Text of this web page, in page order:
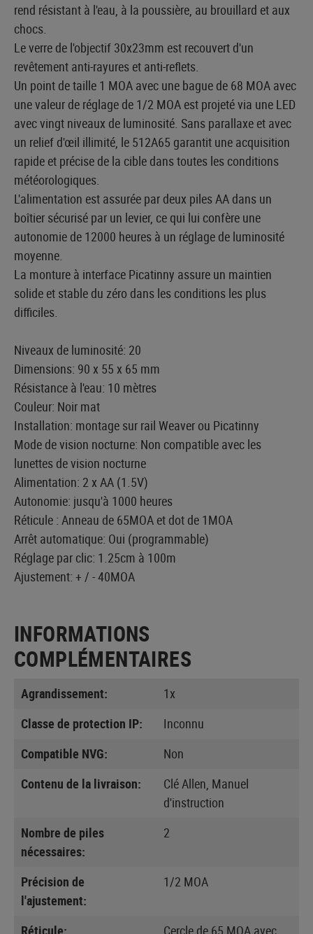
rend résistant à l'eau, à la poussière, au brouillard et aux
chocs.
Le verre de l'objectif 30x23mm est recouvert d'un
revêtement anti-rayures et anti-reflets.
Un point de taille 1 MOA avec une bague de 68 MOA avec
une valeur de réglage de 1/2 MOA est projeté via une LED
avec vingt niveaux de luminosité. Sans parallaxe et avec
un relief d'œil illimité, le 512A65 garantit une acquisition
rapide et précise de la cible dans toutes les conditions
météorologiques.
L'alimentation est assurée par deux piles AA dans un
boîtier sécurisé par un levier, ce qui lui confère une
autonomie de 12000 heures à un réglage de luminosité
moyenne.
La monture à interface Picatinny assure un maintien
solide et stable du zéro dans les conditions les plus
difficiles.
Niveaux de luminosité: 20
Dimensions: 90 x 55 x 65 mm
Résistance à l'eau: 10 mètres
Couleur: Noir mat
Installation: montage sur rail Weaver ou Picatinny
Mode de vision nocturne: Non compatible avec les
lunettes de vision nocturne
Alimentation: 2 x AA (1.5V)
Autonomie: jusqu'à 1000 heures
Réticule : Anneau de 65MOA et dot de 1MOA
Arrêt automatique: Oui (programmable)
Réglage par clic: 1.25cm à 100m
Ajustement: + / - 40MOA
INFORMATIONS
COMPLÉMENTAIRES
Agrandissement:
1x
Classe de protection IP:
Inconnu
Compatible NVG:
Non
Contenu de la livraison:
Clé Allen, Manuel
d'instruction
Nombre de piles
nécessaires:
2
Précision de
l'ajustement:
1/2 MOA
Réticule: Cercle de 65 MOA avec